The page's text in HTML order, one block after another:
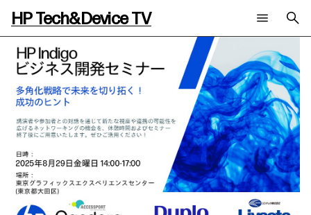
HP Tech&Device TV
新着コンテンツ
全てのコンテンツ
AIの進化と活用事例
製品トレンド & レビュー
サイバーセキュリティ
教育とテクノロジー
自治体・公共
ハイブリッドワーク
事例
イベントレポート
AIワークステーション
WXP（DEXツール）
ご相談
メールニュース会員登録
日本HP 公式Webサイト
検索
HP Tech&Device TV 内のコンテンツを検索します。